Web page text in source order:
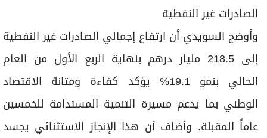
الصادرات غير النفطية
وأوضح السويدي أن ارتفاع إجمالي الصادرات غير النفطية
إلى 218.5 مليار درهم بنهاية الربع الأول من العام
الحالي بنمو 19.1% يؤكد كفاءة ومتانة الاقتصاد
الوطني بما يدعم مسيرة التنمية المستدامة للخمسين
عاماً المقبلة. وأضاف أن هذا الإنجاز الاستثنائي يجسد